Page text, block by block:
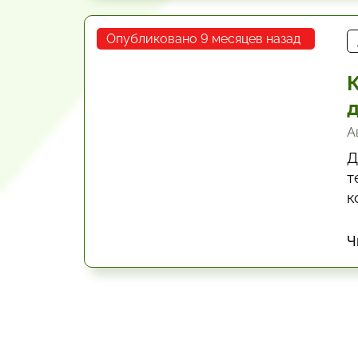
Опубликовано 9 месяцев назад